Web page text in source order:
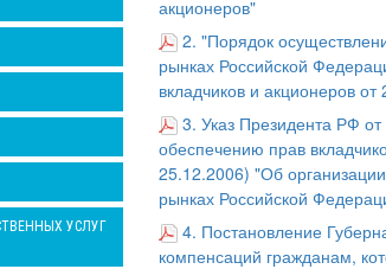
УСЛУГ
акционеров"
2. "Порядок
рынках Российской
вкладчиков и акционеров
3. Указ Президента РФ
обеспечению прав
25.12.2006) "Об
рынках Российской
4. Постановление
компенсаций гражданам,